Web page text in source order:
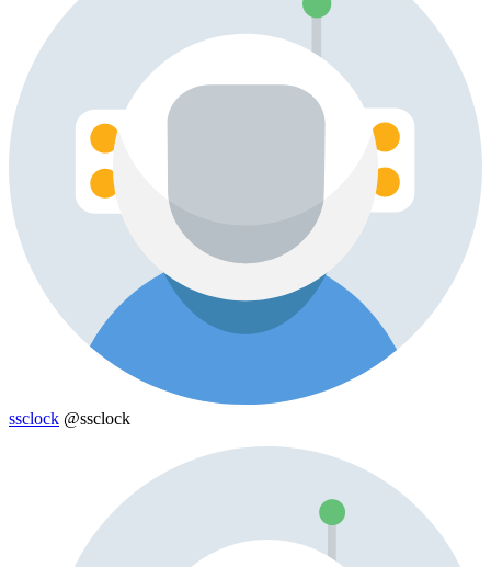
ssclock @ssclock